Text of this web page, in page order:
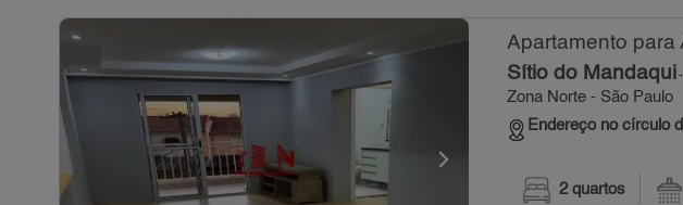
Apartamento para
Sítio do Mandaqui
Zona Norte - São Paulo
Endereço no círculo
2 quartos